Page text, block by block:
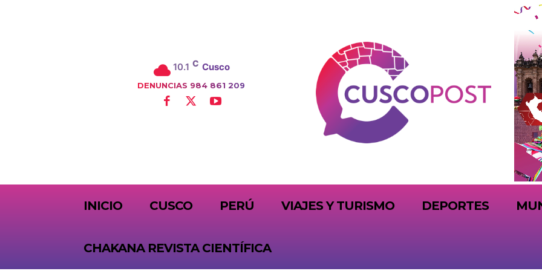
10.1 C Cusco
DENUNCIAS 984 861 209
INICIO CUSCO PERÚ VIAJES Y TURISMO DEPORTES
CHAKANA REVISTA CIENTÍFICA